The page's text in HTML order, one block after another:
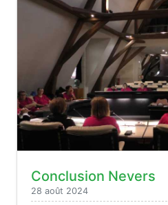
Conclusion Nevers
28 août 2024